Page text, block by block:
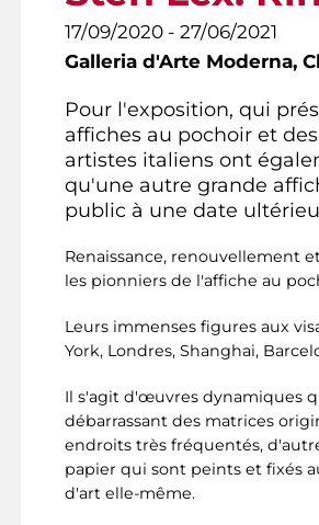
17/09/2020 - 27/06/2021
Galleria d'Arte Moderna,
Pour l'exposition, qui
affiches au pochoir et
artistes italiens ont
qu'une autre grande
public à une date
Renaissance, renouvellement
les pionniers de l'affiche au
Leurs immenses figures aux
York, Londres, Shanghai,
Il s'agit d'œuvres dynamiques
débarrassant des matrices
endroits très fréquentés,
papier qui sont peints et fixés
d'art elle-même.